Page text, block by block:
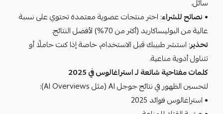
سائل.
• نصائح للشراء: اختر منتجات عضوية معتمدة تحتوي على نسبة
عالية من البوليساكاريد (أكثر من 70%) لأفضل النتائج.
تحذير: استشر طبيبك قبل الاستخدام، خاصة إذا كنت حاملًا أو
تتناول أدوية مناعية.
كلمات مفتاحية شائعة لـ استراغالوس في 2025
لتحسين الظهور في نتائج جوجل AI (مثل AI Overviews):
• استراغالوس فوائد 2025